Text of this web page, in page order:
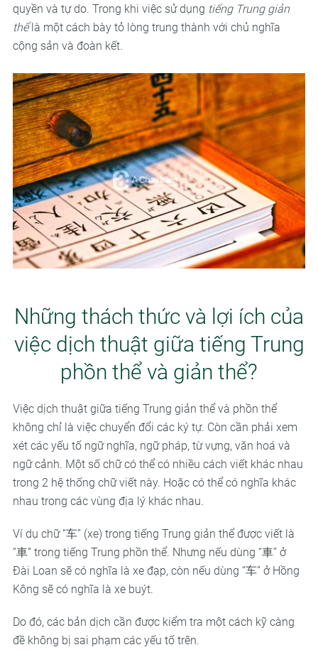
quyền và tự do. Trong khi việc sử dụng tiếng Trung giản
thểlà một cách bày tỏ lòng trung thành với chủ nghĩa
cộng sản và đoàn kết.
Những thách thức và lợi ích của
việc dịch thuật giữa tiếng Trung
phồn thể và giản thể?
Việc dịch thuật giữa tiếng Trung giản thể và phồn thể
không chỉ là việc chuyển đổi các ký tự. Còn cần phải xem
xét các yếu tố ngữ nghĩa, ngữ pháp, từ vựng, văn hoá và
ngữ cảnh. Một số chữ có thể có nhiều cách viết khác nhau
trong 2 hệ thống chữ viết này. Hoặc có thể có nghĩa khác
nhau trong các vùng địa lý khác nhau.
Ví dụ chữ “车” (xe) trong tiếng Trung giản thể được viết là
“車” trong tiếng Trung phồn thể. Nhưng nếu dùng “車” ở
Đài Loan sẽ có nghĩa là xe đạp, còn nếu dùng “车” ở Hồng
Kông sẽ có nghĩa là xe buýt.
Do đó, các bản dịch cần được kiểm tra một cách kỹ càng
đề không bị sai phạm các yếu tố trên.